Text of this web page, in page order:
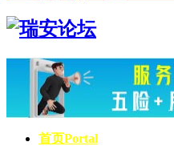
首页Portal